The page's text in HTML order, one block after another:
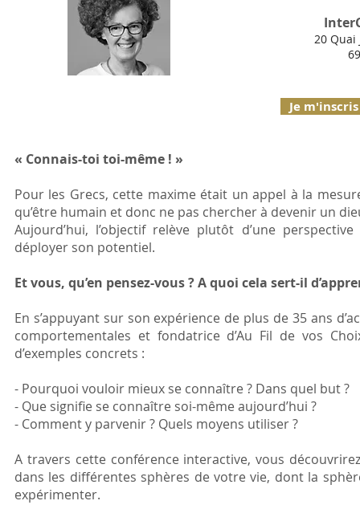
20 Quai
« Connais-toi toi-même ! »
Pour les Grecs, cette maxime était un appel à la
qu’être humain et donc ne pas chercher à devenir un
Aujourd’hui, l’objectif relève plutôt d’une
déployer son potentiel.
Et vous, qu’en pensez-vous ? A quoi cela sert-il
En s’appuyant sur son expérience de plus de 35 ans
comportementales et fondatrice d’Au Fil de vos
d’exemples concrets :
- Pourquoi vouloir mieux se connaître ? Dans quel but ?
- Que signifie se connaître soi-même aujourd’hui ?
- Comment y parvenir ? Quels moyens utiliser ?
A travers cette conférence interactive, vous
dans les différentes sphères de votre vie, dont la
expérimenter.
Je